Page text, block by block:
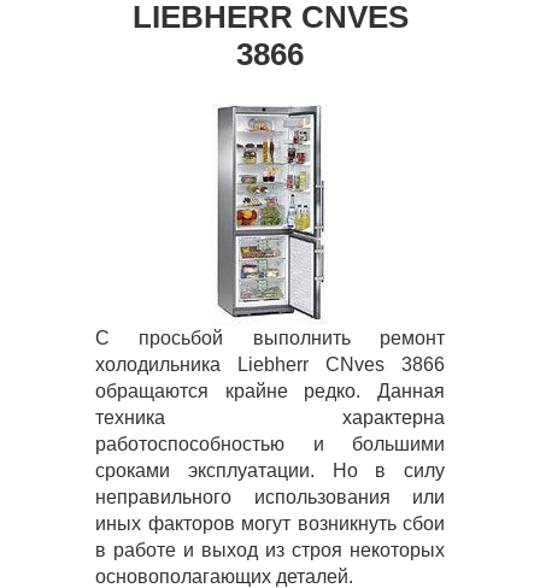
LIEBHERR CNVES
3866
С просьбой выполнить ремонт
холодильника Liebherr CNves 3866
обращаются крайне редко. Данная
техника характерна
работоспособностью и большими
сроками эксплуатации. Но в силу
неправильного использования или
иных факторов могут возникнуть сбои
в работе и выход из строя некоторых
основополагающих деталей.